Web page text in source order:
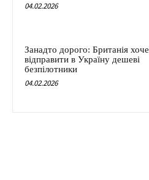
04.02.2026
Занадто дорого: Британія хоче
відправити в Україну дешеві
безпілотники
04.02.2026